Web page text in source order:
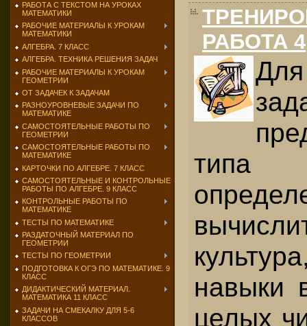
РАБОТА С ТЕКСТОМ НА УРОКАХ
МАТЕМАТИКИ
РАБОЧИЕ МАТЕРИАЛЫ К УРОКАМ
МАТЕМАТИКИ
АЛГЕБРА. 7 КЛАСС
АЛГЕБРА. ТЕХНИКА РЕШЕНИЯ ЗАДАЧ
РАБОЧИЕ МАТЕРИАЛЫ К УРОКАМ
ГЕОМЕТРИИ
ОТ ЗАДАЧЕК К ЗАДАЧАМ
РАЗНОУРОВНЕВЫЕ ЗАДАЧИ ПО
МАТЕМАТИКЕ
САМОСТОЯТЕЛЬНЫЕ РАБОТЫ ПО
ГЕОМЕТРИИ
САМОСТОЯТЕЛЬНЫЕ РАБОТЫ ПО
МАТЕМАТИКЕ
КАРТОЧКИ ПО АЛГЕБРЕ. 7 КЛАСС
САМОСТОЯТЕЛЬНЫЕ И КОНТРОЛЬНЫЕ
РАБОТЫ ПО АЛГЕБРЕ. 9 КЛАСС
КОНТРОЛЬНЫЕ РАБОТЫ ПО
МАТЕМАТИКЕ
ТЕСТЫ ПО МАТЕМАТИКЕ
РАЗДАТОЧНЫЙ МАТЕРИАЛ ПО
ГЕОМЕТРИИ
ТЕСТЫ ПО ГЕОМЕТРИИ
ПОДГОТОВКА К ОГЭ ПО МАТЕМАТИКЕ. 9
КЛАСС
ДИДАКТИЧЕСКИЙ МАТЕРИАЛ.
МАТЕМАТИКА 11 КЛАСС
ЗАДАЧИ НА СМЕКАЛКУ ДЛЯ 5-6
КЛАССОВ
РАБОТА 4
типа
навыки
целых